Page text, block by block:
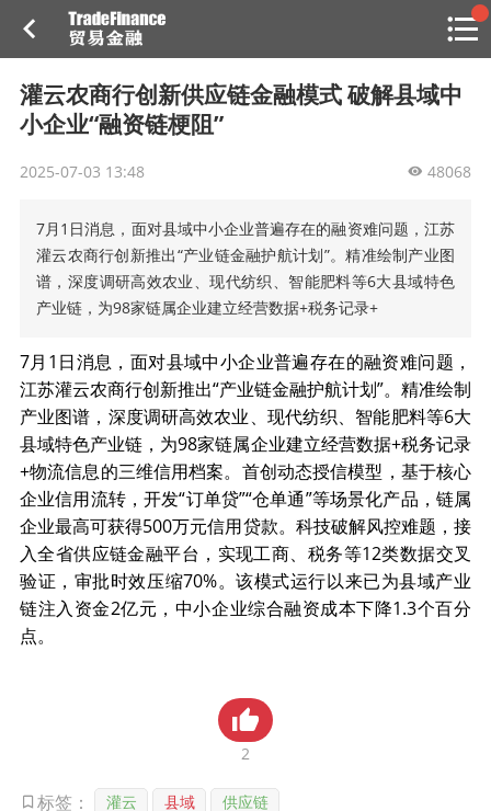
灌云农商行创新供应链金融模式 破解县域中
小企业“融资链梗阻”
2025-07-03 13:48 48068
7月1日消息，面对县域中小企业普遍存在的融资难问题，江苏
灌云农商行创新推出“产业链金融护航计划”。精准绘制产业图
谱，深度调研高效农业、现代纺织、智能肥料等6大县域特色
产业链，为98家链属企业建立经营数据+税务记录+
7月1日消息，面对县域中小企业普遍存在的融资难问题，
江苏灌云农商行创新推出“产业链金融护航计划”。精准绘制
产业图谱，深度调研高效农业、现代纺织、智能肥料等6大
县域特色产业链，为98家链属企业建立经营数据+税务记录
+物流信息的三维信用档案。首创动态授信模型，基于核心
企业信用流转，开发“订单贷”“仓单通”等场景化产品，链属
企业最高可获得500万元信用贷款。科技破解风控难题，接
入全省供应链金融平台，实现工商、税务等12类数据交叉
验证，审批时效压缩70%。该模式运行以来已为县域产业
链注入资金2亿元，中小企业综合融资成本下降1.3个百分
点。
2
标签： 灌云 县域 供应链
热
点
栏
贸金说图
专家投稿
贸金招聘
贸金微博
贸金书店
贸金投融（投融资信息平台）
活动
消息
我的
贸金书城
贸金公众号
贸金APP